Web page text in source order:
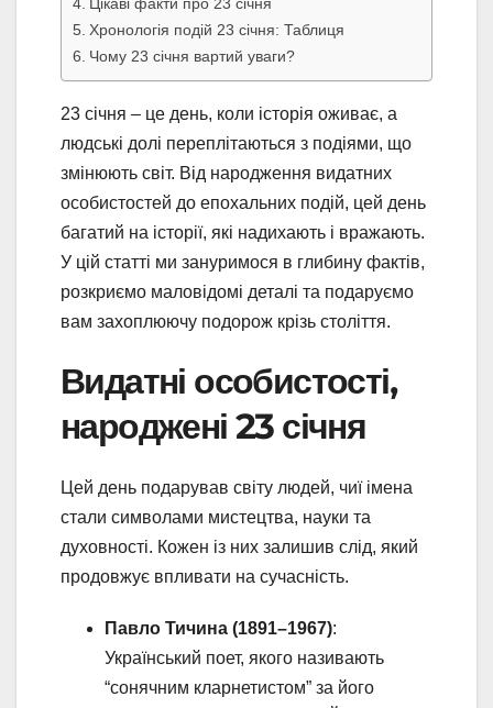
Хронологія подій 23 січня: Таблиця
Чому 23 січня вартий уваги?
23 січня – це день, коли історія оживає, а
людські долі переплітаються з подіями, що
змінюють світ. Від народження видатних
особистостей до епохальних подій, цей день
багатий на історії, які надихають і вражають.
У цій статті ми зануримося в глибину фактів,
розкриємо маловідомі деталі та подаруємо
вам захоплюючу подорож крізь століття.
Видатні особистості,
народжені 23 січня
Цей день подарував світу людей, чиї імена
стали символами мистецтва, науки та
духовності. Кожен із них залишив слід, який
продовжує впливати на сучасність.
Павло Тичина (1891–1967):
Український поет, якого називають
“сонячним кларнетистом” за його